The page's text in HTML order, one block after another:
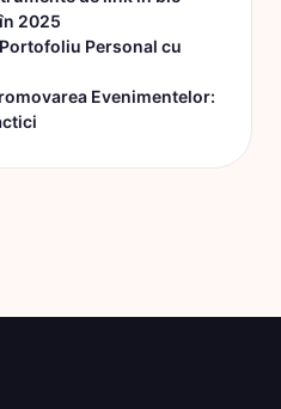
2025
Personal cu
Evenimentelor: